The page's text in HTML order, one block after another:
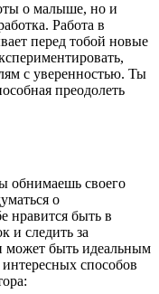
о малыше, но и
Работа в
перед тобой новые
с уверенностью. Ты
преодолеть
обнимаешь своего
о
нравится быть в
и следить за
может быть идеальным
способов